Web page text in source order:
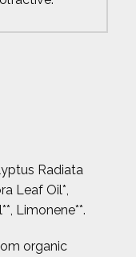
Radiata
Leaf Oil*,
Limonene**.
organic